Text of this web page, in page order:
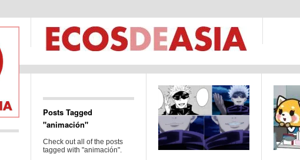
Posts Tagged
"animación"
Check out all of the posts
tagged with "animación".